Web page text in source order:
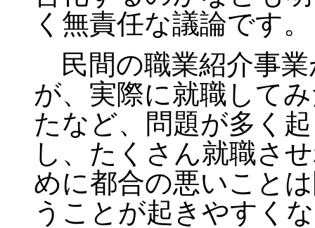
く無責任な議論です。
民間の職業紹介事
が、実際に就職して
たなど、問題が多く
し、たくさん就職さ
めに都合の悪いこと
うことが起きやすく